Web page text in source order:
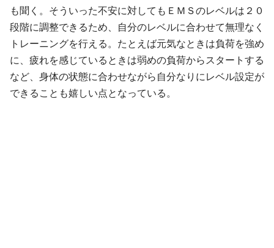
も聞く。そういった不安に対してもＥＭＳのレベルは２０
段階に調整できるため、自分のレベルに合わせて無理なく
トレーニングを行える。たとえば元気なときは負荷を強め
に、疲れを感じているときは弱めの負荷からスタートする
など、身体の状態に合わせながら自分なりにレベル設定が
できることも嬉しい点となっている。